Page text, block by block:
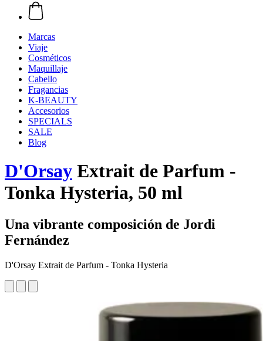
Marcas
Viaje
Cosméticos
Maquillaje
Cabello
Fragancias
K-BEAUTY
Accesorios
SPECIALS
SALE
Blog
D'Orsay Extrait de Parfum -
Tonka Hysteria, 50 ml
Una vibrante composición de Jordi
Fernández
D'Orsay Extrait de Parfum - Tonka Hysteria